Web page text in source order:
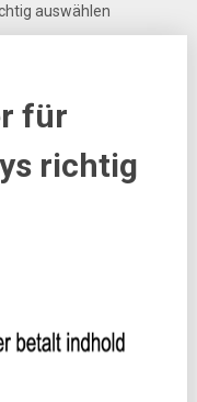
auswählen
für
richtig